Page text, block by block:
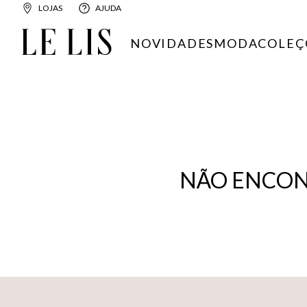
LOJAS AJUDA
NOVIDADESMODA
NÃO